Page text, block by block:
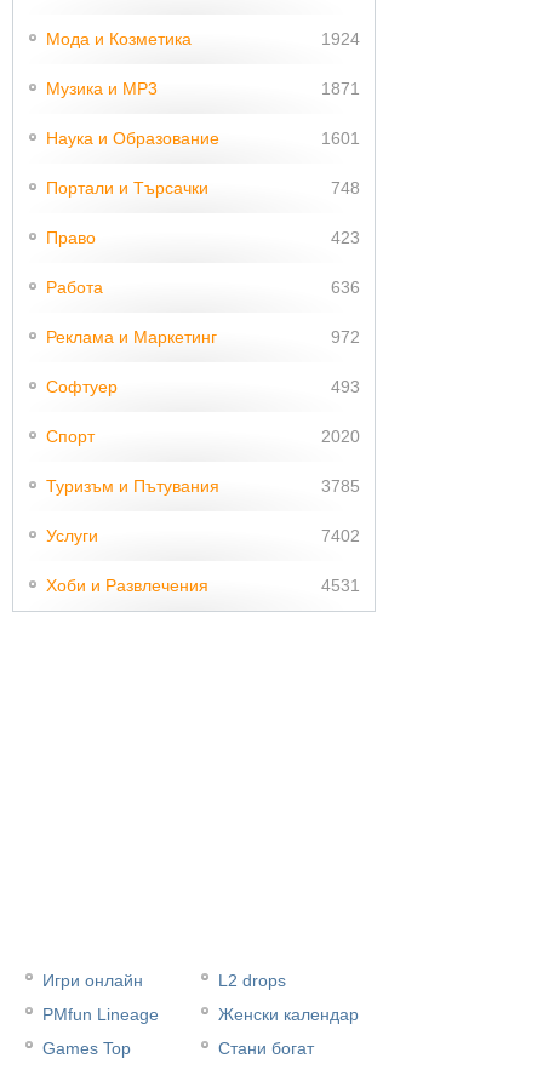
Мода и Козметика 1924
Музика и MP3 1871
Наука и Образование 1601
Портали и Търсачки 748
Право 423
Работа 636
Реклама и Маркетинг 972
Софтуер 493
Спорт 2020
Туризъм и Пътувания 3785
Услуги 7402
Хоби и Развлечения 4531
Игри онлайн
PMfun Lineage
Games Top
L2 drops
Женски календар
Стани богат